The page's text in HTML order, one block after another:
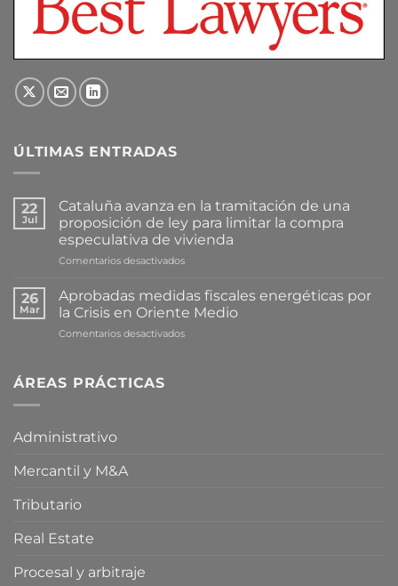
ÚLTIMAS ENTRADAS
22
Jul
Cataluña avanza en la tramitación de una
proposición de ley para limitar la compra
especulativa de vivienda
Comentarios desactivadosen
avanza
en
la
tramitación
26
Mar
Aprobadas medidas fiscales energéticas por
la Crisis en Oriente Medio
Comentarios desactivadosen
ÁREAS PRÁCTICAS
Administrativo
Mercantil y M&A
Tributario
Real Estate
Procesal y arbitraje